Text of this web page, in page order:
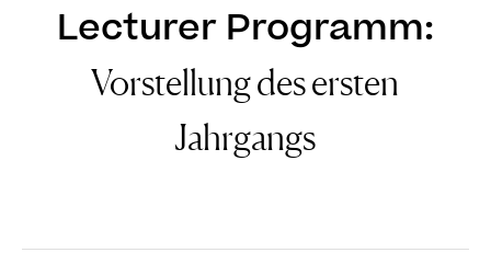
Lecturer Programm:
Vorstellung des ersten
Jahrgangs